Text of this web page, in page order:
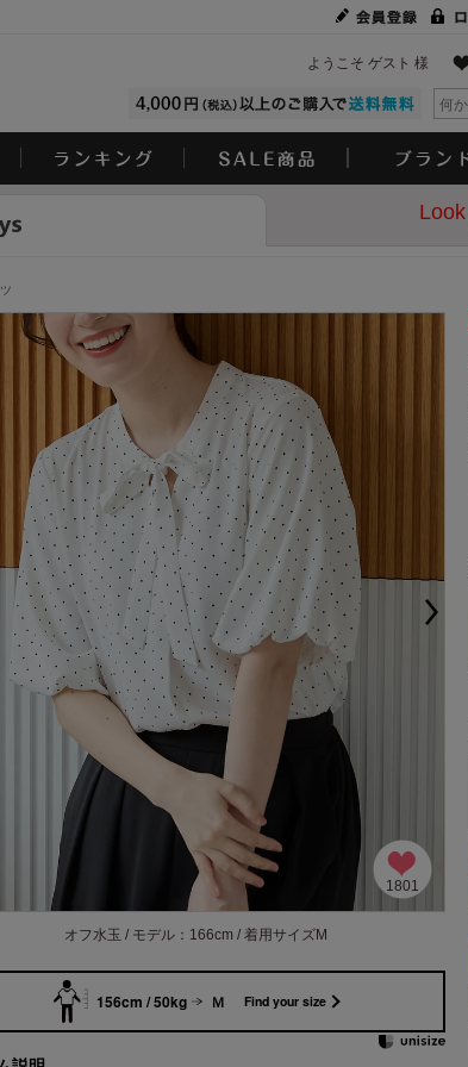
ようこそ ゲスト 様
Look
1801
オフ水玉 / モデル：166cm / 着用サイズM
156cm / 50kg Ｍ Find your size